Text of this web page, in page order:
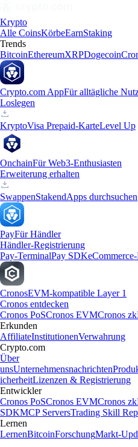
Krypto
Alle CoinsKörbeEarnStaking
Trends
BitcoinEthereumXRPDogecoin
Crypto.com AppFür alltägliche
Loslegen
KryptoVisa Prepaid-KarteLevel Up
OnchainFür Web3-Enthusiasten
Erweiterung erhalten
SwappenStakendApps durchsuchen
PayFür Händler
Händler-Registrierung
Pay-TerminalPay SDK
CronosEVM-kompatible Layer 1
Cronos entdecken
Cronos PoSCronos EVMCronos
Erkunden
AffiliateInstitutionenVerwahrung
Crypto.com
Über
unsUnternehmensnachrichten
icherheitLizenzen & Registrierung
Entwickler
Cronos PoSCronos EVMCronos
SDKMCP ServersTrading Skill
Lernen
LernenBitcoinForschungMarkt-